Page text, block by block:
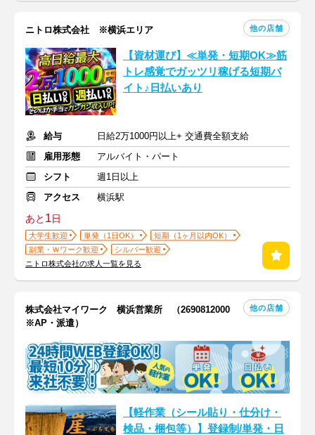
ニトロ株式会社 ※横浜エリア 他の店舗
【資材運び】≪単発・短期OK≫筋
トレ感覚でガッツリ稼げる短期バ
イト♪日払いあり
給与
日給2万1000円以上+ 交通費全額支給
雇用形態
アルバイト・パート
シフト
週1日以上
アクセス
横浜駅
あと 1日
大学生歓迎 単発（1日OK）
短期（1ヶ月以内OK）
副業・Ｗワーク歓迎
シルバー歓迎
ニトロ株式会社の求人一覧を見る
株式会社マイワーク 横浜営業所 （2690812000
※AP・派遣）
他の店舗
【軽作業（シール貼り・仕分け・
検品・梱包等）】登録制/単発・日